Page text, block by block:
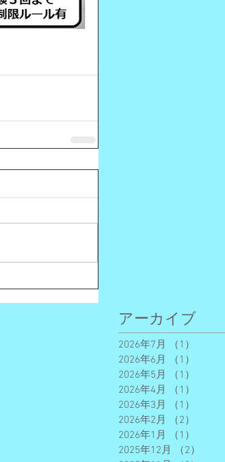
アーカイブ
2026年7月 （1）
2026年6月
（1）
2026年5月
（1）
2026年4月
（1）
2026年3月
（1）
2026年2月
（2）
2026年1月
（1）
2025年12月
（2）